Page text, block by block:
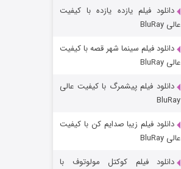
جادوگری در مغولستان
دانلود فیلم یازده یازده با کیفیت
عالی BluRay
دانلود فیلم سینما شهر قصه با کیفیت
عالی BluRay
دانلود فیلم پیشمرگ با کیفیت عالی
BluRay
دانلود فیلم زیبا صدایم کن با کیفیت
عالی BluRay
دانلود فیلم کوکتل مولوتوف با